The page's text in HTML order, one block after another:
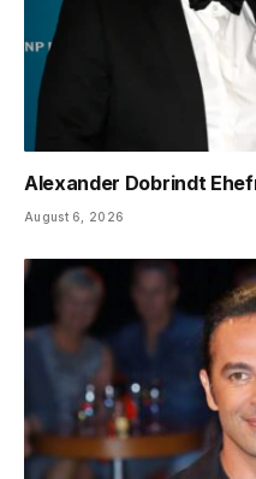
Alexander Dobrindt
August 6, 2026